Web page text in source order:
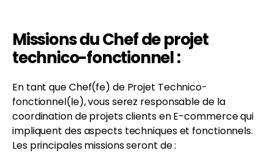
Missions du Chef de projet
technico-fonctionnel :
En tant que Chef(fe) de Projet Technico-
fonctionnel(le), vous serez responsable de la
coordination de projets clients en E-commerce qui
impliquent des aspects techniques et fonctionnels.
Les principales missions seront de :